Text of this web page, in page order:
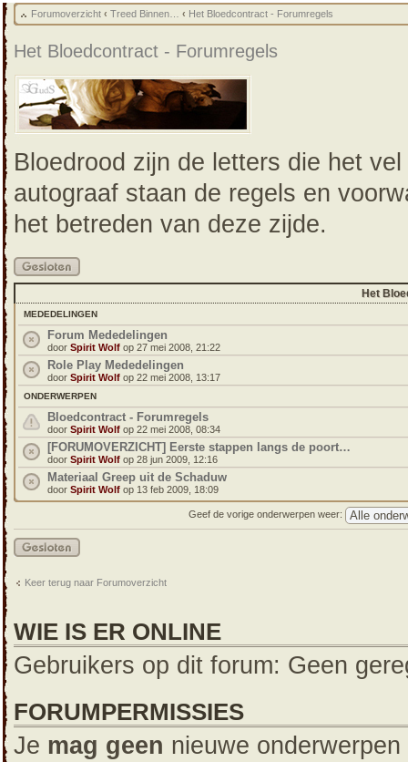
Forumoverzicht ‹ Treed Binnen… ‹ Het Bloedcontract - Forumregels
Het Bloedcontract - Forumregels
Bloedrood zijn de letters die het
autograaf staan de regels en
het betreden van deze zijde.
Forum
gesloten
Het
MEDEDELINGEN
Forum Mededelingen
door Spirit Wolf op 27 mei 2008, 21:22
Role Play Mededelingen
door Spirit Wolf op 22 mei 2008, 13:17
ONDERWERPEN
Bloedcontract - Forumregels
door Spirit Wolf op 22 mei 2008, 08:34
[FORUMOVERZICHT] Eerste stappen langs de poort…
door Spirit Wolf op 28 jun 2009, 12:16
Materiaal Greep uit de Schaduw
door Spirit Wolf op 13 feb 2009, 18:09
Geef de vorige onderwerpen weer:
Forum
gesloten
Keer terug naar Forumoverzicht
WIE IS ER ONLINE
Gebruikers op dit forum: Geen
FORUMPERMISSIES
Je mag geen nieuwe